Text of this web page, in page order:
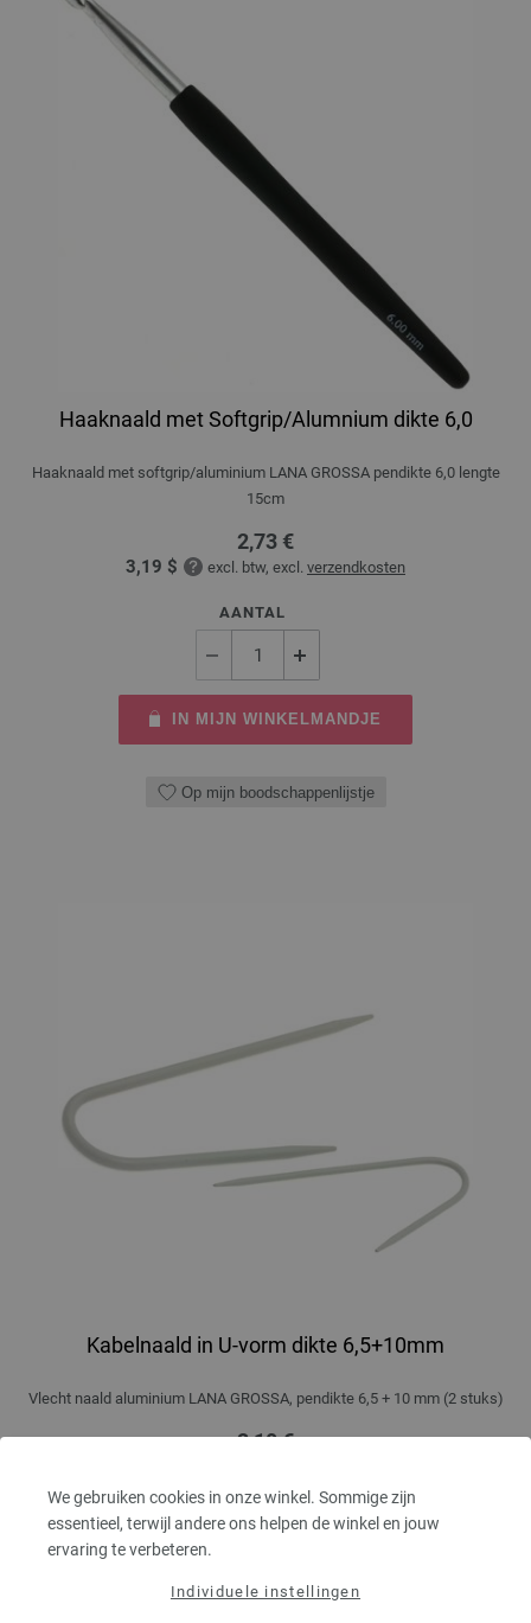
We gebruiken cookies in onze winkel. Sommige zijn
essentieel, terwijl andere ons helpen de winkel en jouw
ervaring te verbeteren.
Individuele instellingen
Haaknaald met Softgrip/Alumnium dikte 6,0
Haaknaald met softgrip/aluminium LANA GROSSA pendikte 6,0 lengte
15cm
2,73 €
3,19 $ excl. btw, excl. verzendkosten
AANTAL
IN MIJN WINKELMANDJE
Op mijn boodschappenlijstje
Kabelnaald in U-vorm dikte 6,5+10mm
Vlecht naald aluminium LANA GROSSA, pendikte 6,5 + 10 mm (2 stuks)
2,10 €
AANTAL